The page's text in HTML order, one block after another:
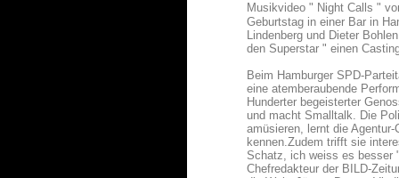
Musikvideo " Night Calls "
Geburtstag in einer Bar in
Lindenberg und Dieter
den Superstar " einen
Beim Hamburger SPD-
eine atemberaubende
Hunderter begeisterter
und macht Smalltalk. Die
amüsieren, lernt die
kennen.Zudem trifft sie
Schatz, ich weiss es besser
Chefredakteur der BILD-